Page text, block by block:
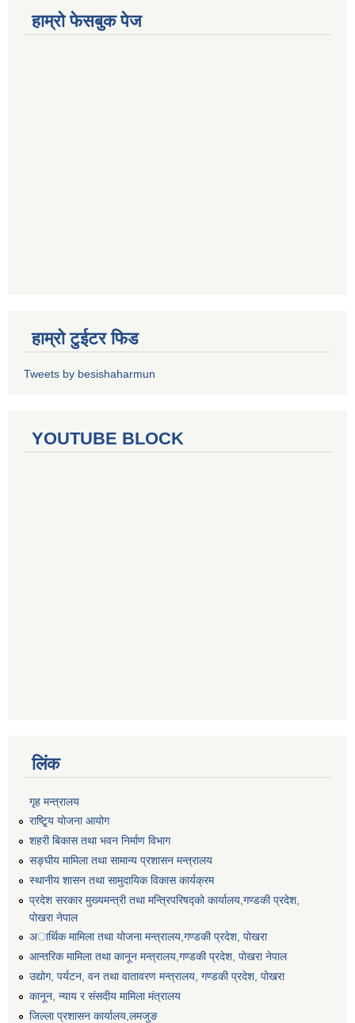
हाम्रो फेसबुक पेज
हाम्रो टुईटर फिड
Tweets by besishaharmun
YOUTUBE BLOCK
लिंक
गृह मन्त्रालय
राष्टि्ृय योजना आयोग
शहरी बिकास तथा भवन निर्माण विभाग
सङ्घीय मामिला तथा सामान्य प्रशासन मन्त्रालय
स्थानीय शासन तथा सामुदायिक विकास कार्यक्रम
प्रदेश सरकार मुख्यमन्त्री तथा मन्त्रिपरिषद्को कार्यालय,गण्डकी प्रदेश,
पाेखरा नेपाल
अार्थिक मामिला तथा योजना मन्त्रालय,गण्डकी प्रदेश, पोखरा
आन्तरिक मामिला तथा कानून मन्त्रालय,गण्डकी प्रदेश, पाेखरा नेपाल
उद्योग, पर्यटन, वन तथा वातावरण मन्त्रालय, गण्डकी प्रदेश, पोखरा
कानून, न्याय र संसदीय मामिला मंत्रालय
जिल्ला प्रशासन कार्यालय,लमजुङ